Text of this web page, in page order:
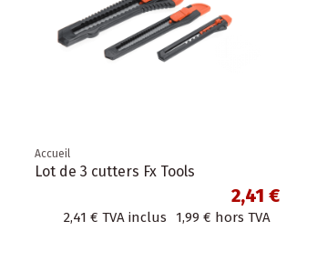
Accueil
Lot de 3 cutters Fx Tools
2,41 €
2,41 € TVA inclus 1,99 € hors TVA